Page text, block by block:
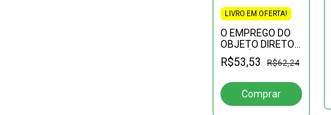
LIVRO EM OFERTA!
O EMPREGO DO
OBJETO DIRETO
ANAFÓRICO DE
TERCEIRA
LÍNGUA FALADA
DE FORTALEZA
R$53,53 R$62,24